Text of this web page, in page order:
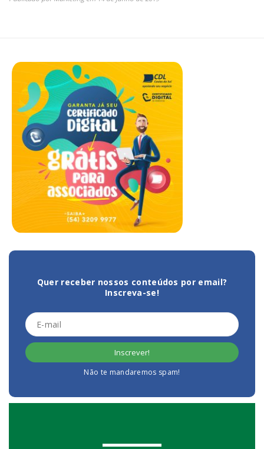
Quer receber nossos conteúdos por email?
Inscreva-se!
Não te mandaremos spam!